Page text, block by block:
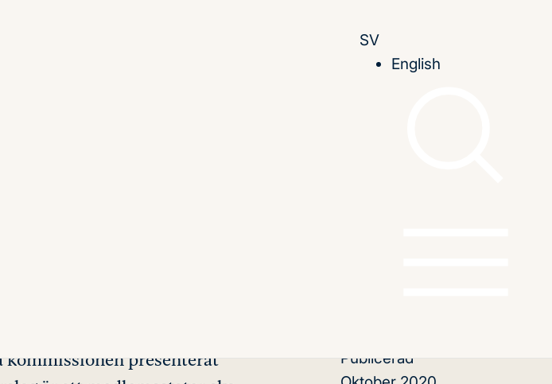
SV
English
värdegrunder?
presenterat
Publicerad